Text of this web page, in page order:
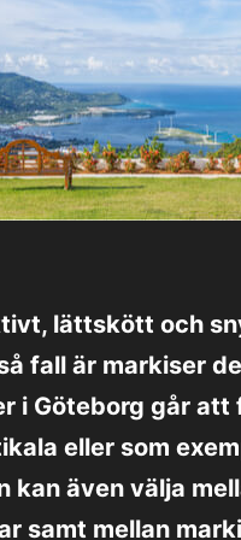
lättskött och
fall är markiser
i Göteborg går att
eller som
kan även välja
samt mellan